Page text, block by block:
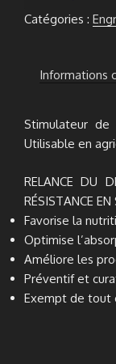
Osiryl
Catégories :
Informations
Stimulateur de
Utilisable en
RELANCE DU
RÉSISTANCE
Favorise la
Optimise
Améliore les
Préventif et
Exempt de tout